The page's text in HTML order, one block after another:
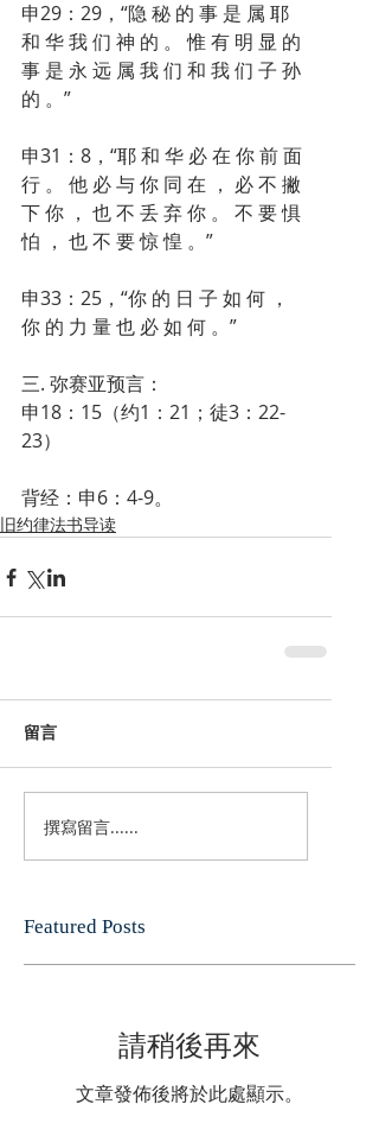
申29：29，“隐 秘 的 事 是 属 耶
和 华 我 们 神 的 。 惟 有 明 显 的
事 是 永 远 属 我 们 和 我 们 子 孙
的 。”
申31：8，“耶 和 华 必 在 你 前 面
行 。 他 必 与 你 同 在 ， 必 不 撇
下 你 ， 也 不 丢 弃 你 。 不 要 惧
怕 ， 也 不 要 惊 惶 。”
申33：25，“你 的 日 子 如 何 ，
你 的 力 量 也 必 如 何 。”
三. 弥赛亚预言：
申18：15（约1：21；徒3：22-
23）
背经：申6：4-9。
旧约律法书导读
留言
撰寫留言......
Featured Posts
請稍後再來
文章發佈後將於此處顯示。